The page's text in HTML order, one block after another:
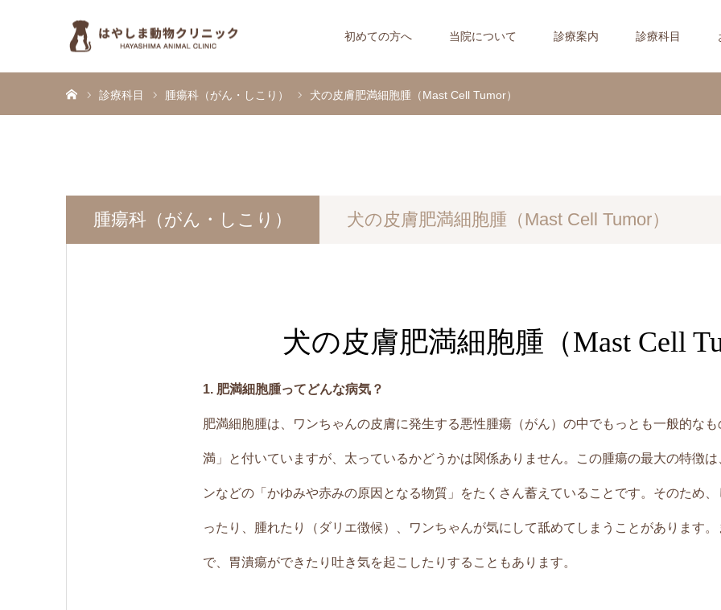
初めての方へ 当院について 診療案内 診療科目
診療科目 腫瘍科（がん・しこり） 犬の皮膚肥満細胞腫（Mast Cell Tumor）
腫瘍科（がん・しこり） 犬の皮膚肥満細胞腫（Mast Cell Tumor）
犬の皮膚肥満細胞腫（Mast Cell
1. 肥満細胞腫ってどんな病気？
肥満細胞腫は、ワンちゃんの皮膚に発生する悪性腫瘍（がん）の中でもっとも一般的な
満」と付いていますが、太っているかどうかは関係ありません。この腫瘍の最大の特徴は
ンなどの「かゆみや赤みの原因となる物質」をたくさん蓄えていることです。そのため
ったり、腫れたり（ダリエ徴候）、ワンちゃんが気にして舐めてしまうことがあります
で、胃潰瘍ができたり吐き気を起こしたりすることもあります。